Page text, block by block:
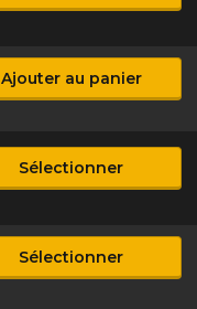
Ajouter au panier
Sélectionner
Sélectionner